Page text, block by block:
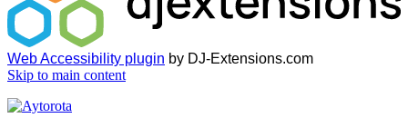
Web Accessibility plugin by DJ-Extensions.com
Skip to main content